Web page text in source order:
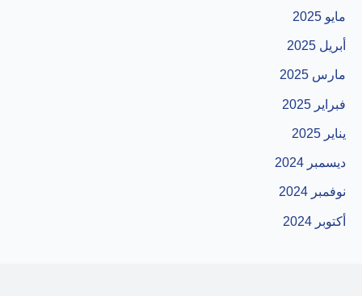
مايو 2025
أبريل 2025
مارس 2025
فبراير 2025
يناير 2025
ديسمبر 2024
نوفمبر 2024
أكتوبر 2024